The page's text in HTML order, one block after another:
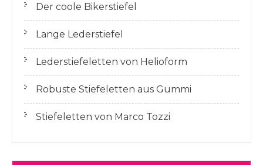
Der coole Bikerstiefel
Lange Lederstiefel
Lederstiefeletten von Helioform
Robuste Stiefeletten aus Gummi
Stiefeletten von Marco Tozzi